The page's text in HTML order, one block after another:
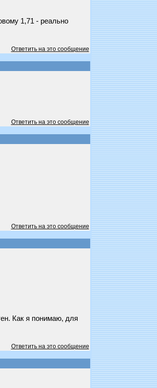
1,71 - реально
Ответить на это сообщение
Ответить на это сообщение
Ответить на это сообщение
Как я понимаю, для
Ответить на это сообщение